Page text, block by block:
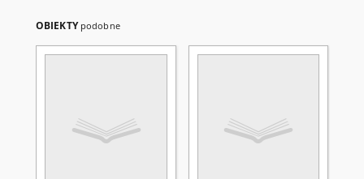
OBIEKTY podobne